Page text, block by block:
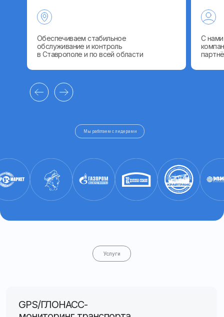
Обеспечиваем стабильное
обслуживание и контроль
в Ставрополе и по всей области
С
Мы работаем с лидерами
Современный инструмент контроля
транспорта: отслеживайте
местоположение, эффективность рейсов
и безопасность техники
и грузовиков согласно
требованиям ЭРА-ГЛОНАСС
Перейти к услуге